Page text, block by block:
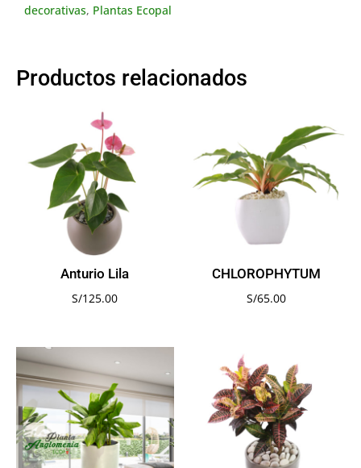
decorativas, Plantas Ecopal
Productos relacionados
Anturio Lila
S/125.00
CHLOROPHYTUM
S/65.00